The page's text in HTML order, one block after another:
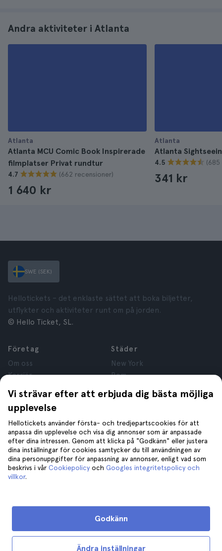
Andra aktiviteter i Atlanta
Atlanta
Atlanta MCU Comic Book Inspirerade
filmplatser Privat rundtur
4.7 (662 recensioner)
1 640 kr
Atlanta
Atlanta
4.5 (685
341 kr
Vi strävar efter att erbjuda dig bästa möjliga
upplevelse
Hellotickets använder första- och tredjepartscookies för att
anpassa din upplevelse och visa dig annonser som är anpassade
efter dina intressen. Genom att klicka på "Godkänn" eller justera
dina inställningar för cookies samtycker du till användningen av
dina personuppgifter för anpassning av annonser, enligt vad som
beskrivs i vår Cookiepolicy och Googles integritetspolicy och
villkor.
Ändra inställningar
Godkänn
SWE (SEK)
Hellotickets – det enklaste sättet att boka biljetter,
utflykter och aktiviteter runt om på jorden.
© Hello Ticket, SL.
Företag
Om oss
Karriär
Recensioner
Sekretess
Regler och villkor
Juridisk Rådgivning
Cookies
Städer
New York
Rom
London
Kraków
Tenerife
Hjälp
Gå med oss på